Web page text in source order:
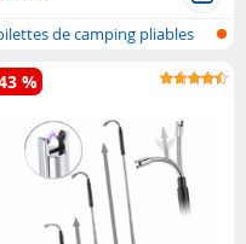
de camping pliables
%